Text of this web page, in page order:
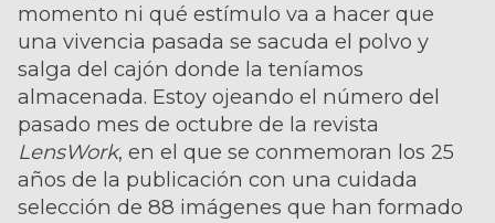
momento ni qué estímulo va a hacer que
una vivencia pasada se sacuda el polvo y
salga del cajón donde la teníamos
almacenada. Estoy ojeando el número del
pasado mes de octubre de la revista
LensWork, en el que se conmemoran los 25
años de la publicación con una cuidada
selección de 88 imágenes que han formado